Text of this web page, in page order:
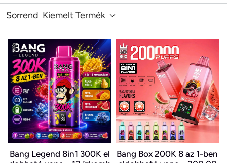
Sorrend Kiemelt Termék
Bang Legend 8in1 300K el
Bang Box 200K 8 az 1-ben